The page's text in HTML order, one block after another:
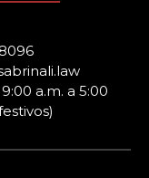
a.m. a 5:00